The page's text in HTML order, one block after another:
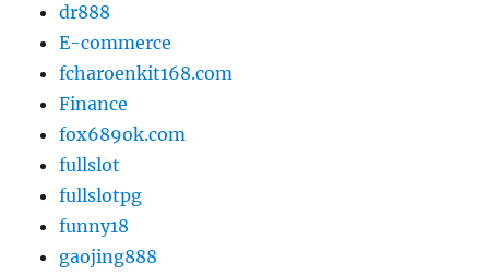
dr888
E-commerce
fcharoenkit168.com
Finance
fox689ok.com
fullslot
fullslotpg
funny18
gaojing888